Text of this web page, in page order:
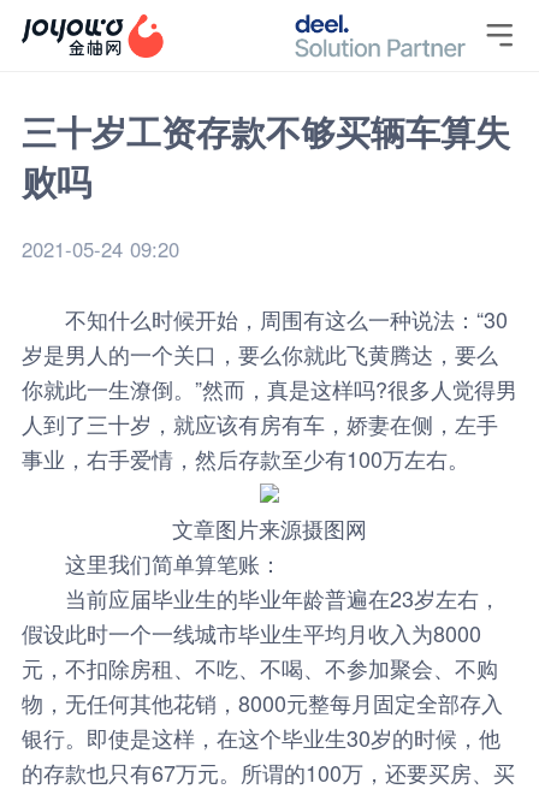

三十岁工资存款不够买辆车算失
败吗
2021-05-24 09:20
不知什么时候开始，周围有这么一种说法：“30
岁是男人的一个关口，要么你就此飞黄腾达，要么
你就此一生潦倒。”然而，真是这样吗?很多人觉得男
人到了三十岁，就应该有房有车，娇妻在侧，左手
事业，右手爱情，然后存款至少有100万左右。
文章图片来源摄图网
这里我们简单算笔账：
当前应届毕业生的毕业年龄普遍在23岁左右，
假设此时一个一线城市毕业生平均月收入为8000
元，不扣除房租、不吃、不喝、不参加聚会、不购
物，无任何其他花销，8000元整每月固定全部存入
银行。即使是这样，在这个毕业生30岁的时候，他
的存款也只有67万元。所谓的100万，还要买房、买